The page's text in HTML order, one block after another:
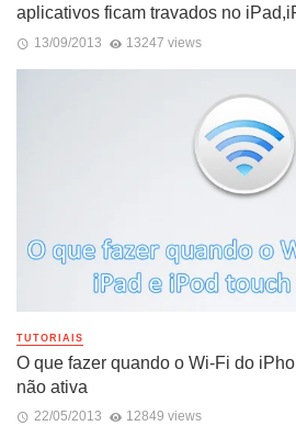
aplicativos ficam travados no
13/09/2013 13247 views
TUTORIAIS
O que fazer quando o Wi-Fi do
não ativa
22/05/2013 12849 views